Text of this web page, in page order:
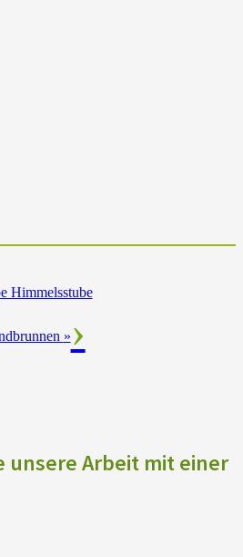
Himmelsstube
»
unsere Arbeit mit einer